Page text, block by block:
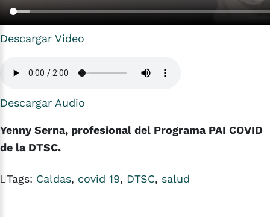
Descargar Video
Descargar Audio
Yenny Serna, profesional del Programa PAI COVID
de la DTSC.
Tags: Caldas, covid 19, DTSC, salud